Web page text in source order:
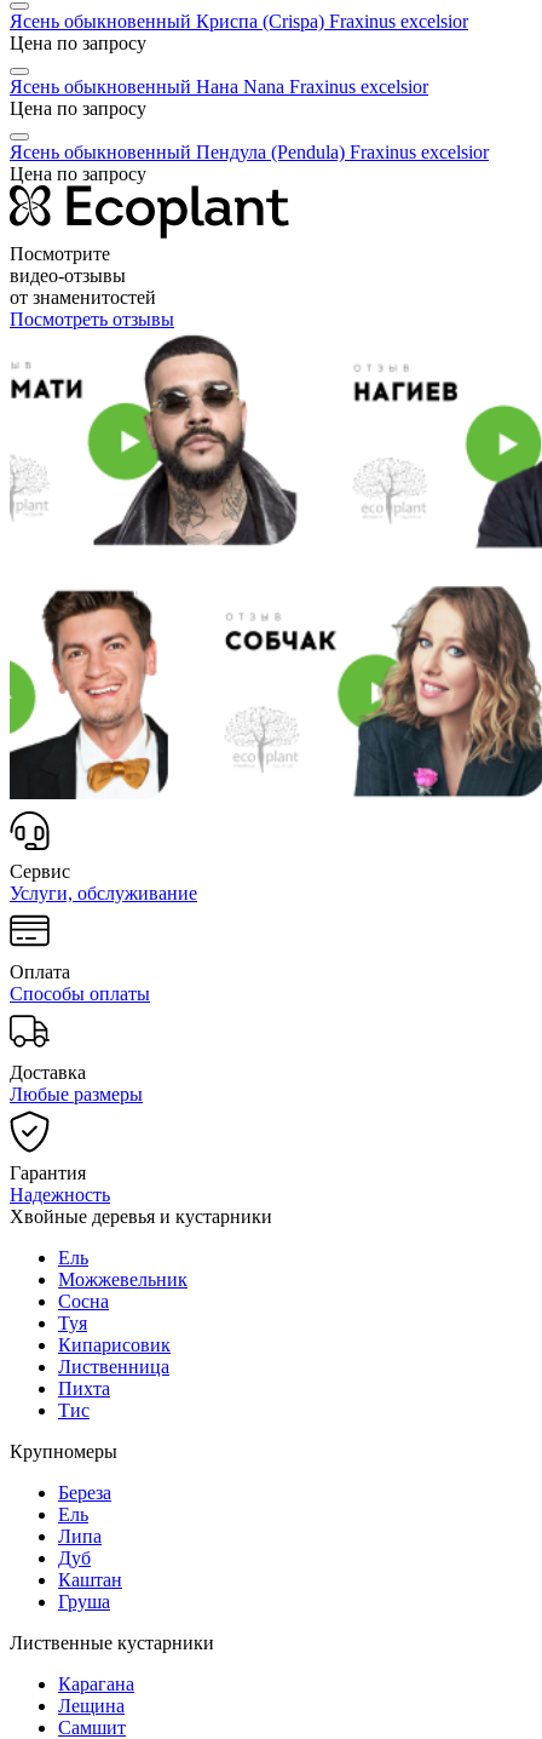
Ясень обыкновенный Криспа (Crispa) Fraxinus excelsior
Цена по запросу
Ясень обыкновенный Нана Nana Fraxinus excelsior
Цена по запросу
Ясень обыкновенный Пендула (Pendula) Fraxinus excelsior
Цена по запросу
Посмотрите
видео-отзывы
от знаменитостей
Посмотреть отзывы
Сервис
Услуги, обслуживание
Оплата
Способы оплаты
Доставка
Любые размеры
Гарантия
Надежность
Хвойные деревья и кустарники
Ель
Можжевельник
Сосна
Туя
Кипарисовик
Лиственница
Пихта
Тис
Крупномеры
Береза
Ель
Липа
Дуб
Каштан
Груша
Лиственные кустарники
Карагана
Лещина
Самшит